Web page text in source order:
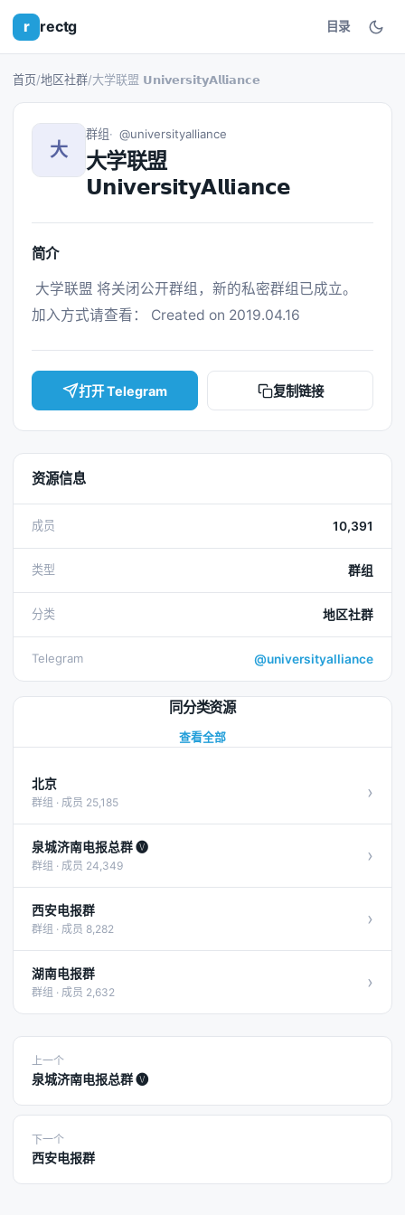
r rectg 目录
首页/地区社群/大学联盟 𝗨𝗻𝗶𝘃𝗲𝗿𝘀𝗶𝘁𝘆𝗔𝗹𝗹𝗶𝗮𝗻𝗰𝗲
大
群组 @universityalliance
大学联盟
𝗨𝗻𝗶𝘃𝗲𝗿𝘀𝗶𝘁𝘆𝗔𝗹𝗹𝗶𝗮𝗻𝗰𝗲
简介
加入方式请查看： Created on 2019.04.16
打开 Telegram 复制链接
资源信息
成员 10,391
类型 群组
分类 地区社群
Telegram @universityalliance
同分类资源
查看全部
北京
群组 · 成员 25,185 ›
泉城济南电报总群 🅥
群组 · 成员 24,349 ›
西安电报群
群组 · 成员 8,282 ›
湖南电报群
群组 · 成员 2,632 ›
上一个
泉城济南电报总群 🅥
下一个
西安电报群